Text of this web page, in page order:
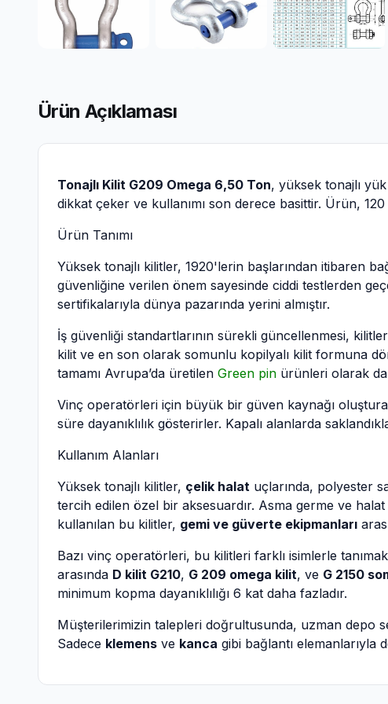
Ürün Açıklaması
Tonajlı Kilit G209 Omega 6,50 Ton, yüksek tonajlı
dikkat çeker ve kullanımı son derece basittir. Ürün,
Ürün Tanımı
Yüksek tonajlı kilitler, 1920'lerin başlarından itibaren
güvenliğine verilen önem sayesinde ciddi testlerden
sertifikalarıyla dünya pazarında yerini almıştır.
İş güvenliği standartlarının sürekli güncellenmesi,
kilit ve en son olarak somunlu kopilyalı kilit formuna
tamamı Avrupa’da üretilen Green pin ürünleri olarak da
Vinç operatörleri için büyük bir güven kaynağı
süre dayanıklılık gösterirler. Kapalı alanlarda
Kullanım Alanları
Yüksek tonajlı kilitler, çelik halat uçlarında, polyester
tercih edilen özel bir aksesuardır. Asma germe ve
kullanılan bu kilitler, gemi ve güverte ekipmanları
Bazı vinç operatörleri, bu kilitleri farklı isimlerle
arasında D kilit G210, G 209 omega kilit, ve G 2150
minimum kopma dayanıklılığı 6 kat daha fazladır.
Müşterilerimizin talepleri doğrultusunda, uzman depo
Sadece klemens ve kanca gibi bağlantı elemanlarıyla